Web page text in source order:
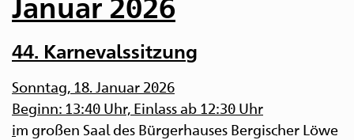
44. Karnevalssitzung
Sonntag, 18. Januar 2026
Beginn: 13:40 Uhr, Einlass ab 12:30 Uhr
im großen Saal des Bürgerhauses Bergischer Löwe